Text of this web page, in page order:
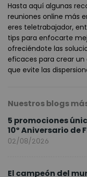
Hasta aquí algunas
reuniones online más
eres teletrabajador,
tips para enfocarte
ofreciéndote las
eficaces para crear
que evite las
Nuestros blogs
5 promociones
10º Aniversario de
02/08/2026
El campeón del